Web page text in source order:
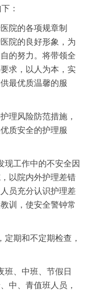
：
院的各项规章制
院的良好形象，为
的努力。将带领全
求，以人为本，实
最优质温馨的服
理风险防范措施，
质安全的护理服
现工作中的不安全因
以院内外护理差错
员充分认识护理差
训，使安全警钟常
期和不定期检查，
班、中班、节假日
中、青值班人员，